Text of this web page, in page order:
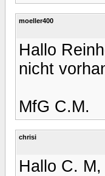
moeller400
Hallo
nicht
MfG C.M.
chrisi
Hallo C. M,